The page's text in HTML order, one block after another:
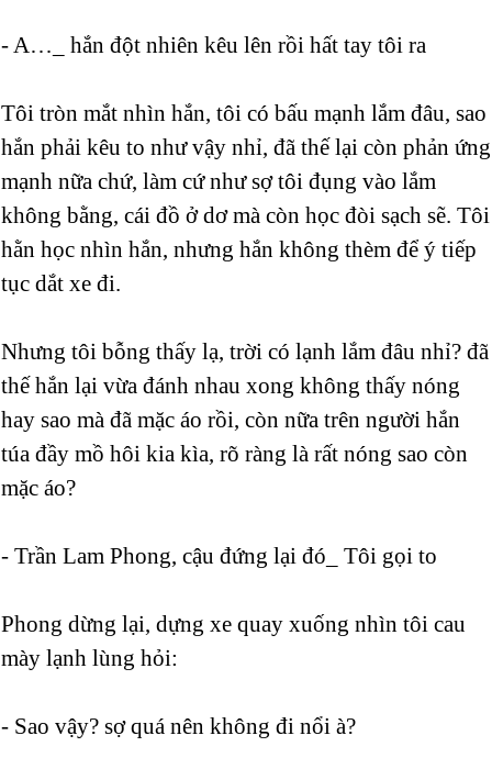
- A…_ hắn đột nhiên kêu lên rồi hất tay tôi ra
Tôi tròn mắt nhìn hắn, tôi có bấu mạnh lắm đâu, sao
hắn phải kêu to như vậy nhỉ, đã thế lại còn phản ứng
mạnh nữa chứ, làm cứ như sợ tôi đụng vào lắm
không bằng, cái đồ ở dơ mà còn học đòi sạch sẽ. Tôi
hằn học nhìn hắn, nhưng hắn không thèm để ý tiếp
tục dắt xe đi.
Nhưng tôi bỗng thấy lạ, trời có lạnh lắm đâu nhỉ? đã
thế hắn lại vừa đánh nhau xong không thấy nóng
hay sao mà đã mặc áo rồi, còn nữa trên người hắn
túa đầy mồ hôi kia kìa, rõ ràng là rất nóng sao còn
mặc áo?
- Trần Lam Phong, cậu đứng lại đó_ Tôi gọi to
Phong dừng lại, dựng xe quay xuống nhìn tôi cau
mày lạnh lùng hỏi:
- Sao vậy? sợ quá nên không đi nổi à?